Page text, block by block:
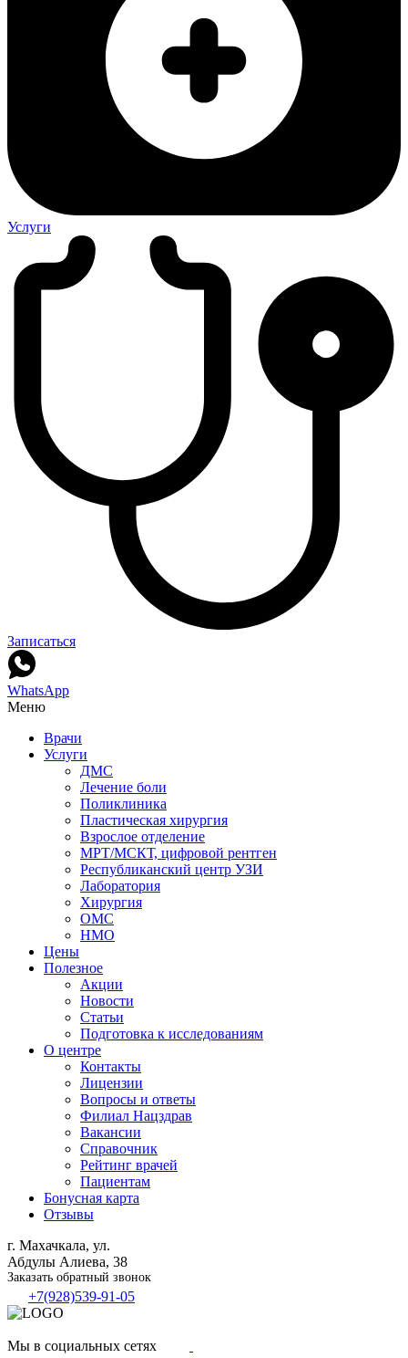
Услуги
Записаться
WhatsApp
Меню
Врачи
Услуги
ДМС
Лечение боли
Поликлиника
Пластическая хирургия
Взрослое отделение
МРТ/МСКТ, цифровой рентген
Республиканский центр УЗИ
Лаборатория
Хирургия
ОМС
НМО
Цены
Полезное
Акции
Новости
Статьи
Подготовка к исследованиям
О центре
Контакты
Лицензии
Вопросы и ответы
Филиал Нацздрав
Вакансии
Справочник
Рейтинг врачей
Пациентам
Бонусная карта
Отзывы
г. Махачкала, ул.
Абдулы Алиева, 38
Заказать обратный звонок
+7(928)539-91-05
Мы в социальных сетях